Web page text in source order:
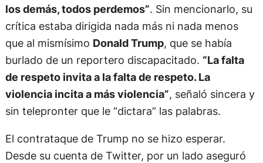
los demás, todos perdemos”. Sin mencionarlo, su
crítica estaba dirigida nada más ni nada menos
que al mismísimo Donald Trump, que se había
burlado de un reportero discapacitado. “La falta
de respeto invita a la falta de respeto. La
violencia incita a más violencia”, señaló sincera y
sin telepronter que le “dictara” las palabras.
El contrataque de Trump no se hizo esperar.
Desde su cuenta de Twitter, por un lado aseguró